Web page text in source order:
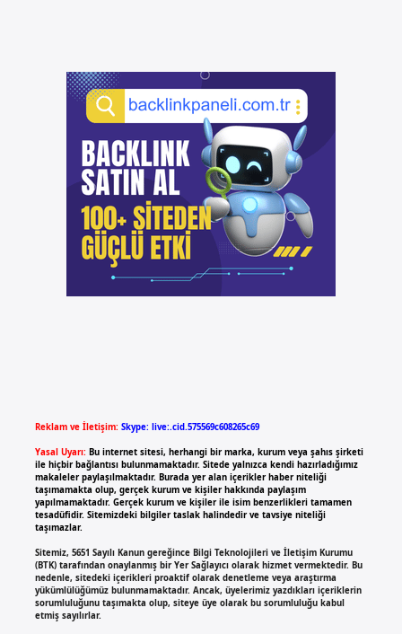
Reklam ve İletişim: Skype: live:.cid.575569c608265c69
Yasal Uyarı: Bu internet sitesi, herhangi bir marka, kurum veya şahıs şirketi
ile hiçbir bağlantısı bulunmamaktadır. Sitede yalnızca kendi hazırladığımız
makaleler paylaşılmaktadır. Burada yer alan içerikler haber niteliği
taşımamakta olup, gerçek kurum ve kişiler hakkında paylaşım
yapılmamaktadır. Gerçek kurum ve kişiler ile isim benzerlikleri tamamen
tesadüfidir. Sitemizdeki bilgiler taslak halindedir ve tavsiye niteliği
taşımazlar.
Sitemiz, 5651 Sayılı Kanun gereğince Bilgi Teknolojileri ve İletişim Kurumu
(BTK) tarafından onaylanmış bir Yer Sağlayıcı olarak hizmet vermektedir. Bu
nedenle, sitedeki içerikleri proaktif olarak denetleme veya araştırma
yükümlülüğümüz bulunmamaktadır. Ancak, üyelerimiz yazdıkları içeriklerin
sorumluluğunu taşımakta olup, siteye üye olarak bu sorumluluğu kabul
etmiş sayılırlar.